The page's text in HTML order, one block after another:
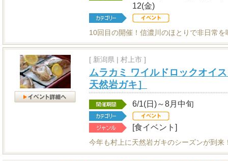
12(金)
10回目の開催！信濃川のほとりで非日常を
[ 新潟県 | 村上市 ]
ムラカミ ワイルドロックオイ
天然岩ガキ］
6/1(日)～8月中旬
[食イベント]
今年も村上に天然岩ガキのシーズンが到来